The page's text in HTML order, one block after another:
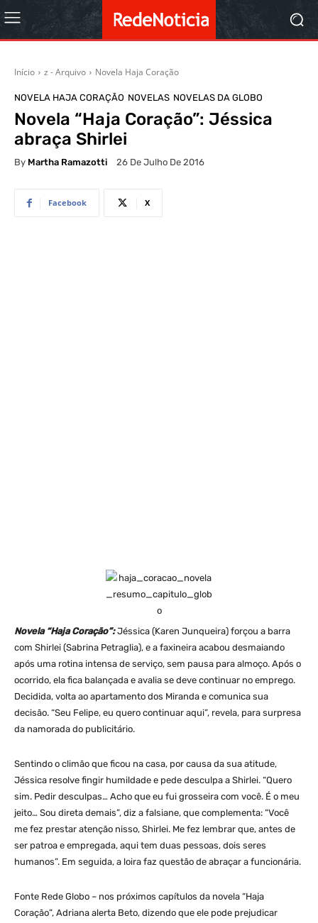
Início z - Arquivo Novela Haja Coração
NOVELA HAJA CORAÇÃO NOVELAS NOVELAS DA GLOBO
Novela “Haja Coração”: Jéssica
abraça Shirlei
By Martha Ramazotti 26 De Julho De 2016
Facebook X
Novela “Haja Coração”:Jéssica (Karen Junqueira) forçou a barra
com Shirlei (Sabrina Petraglia), e a faxineira acabou desmaiando
após uma rotina intensa de serviço, sem pausa para almoço. Após o
ocorrido, ela fica balançada e avalia se deve continuar no emprego.
Decidida, volta ao apartamento dos Miranda e comunica sua
decisão. “Seu Felipe, eu quero continuar aqui”, revela, para surpresa
da namorada do publicitário.
Sentindo o climão que ficou na casa, por causa da sua atitude,
Jéssica resolve fingir humildade e pede desculpa a Shirlei. “Quero
sim. Pedir desculpas… Acho que eu fui grosseira com você. É o meu
jeito… Sou direta demais”, diz a falsiane, que complementa: “Você
me fez prestar atenção nisso, Shirlei. Me fez lembrar que, antes de
ser patroa e empregada, aqui tem duas pessoas, dois seres
humanos”. Em seguida, a loira faz questão de abraçar a funcionária.
Fonte Rede Globo – nos próximos capítulos da novela “Haja
Coração”, Adriana alerta Beto, dizendo que ele pode prejudicar